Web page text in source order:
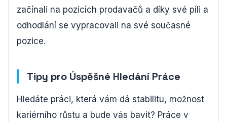
začínali na pozicích prodavačů a díky své píli a
odhodlání se vypracovali na své současné
pozice.
Tipy pro Úspěšné Hledání Práce
Hledáte práci, která vám dá stabilitu, možnost
kariérního růstu a bude vás bavit? Práce v